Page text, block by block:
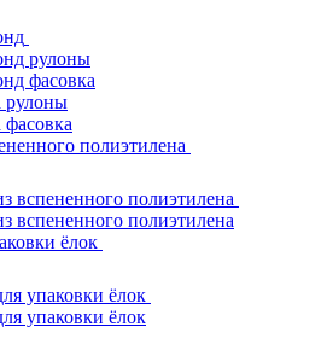
рулоны
фасовка
рулоны
полиэтилена
вспененного полиэтилена
вспененного полиэтилена
ёлок
упаковки ёлок
упаковки ёлок